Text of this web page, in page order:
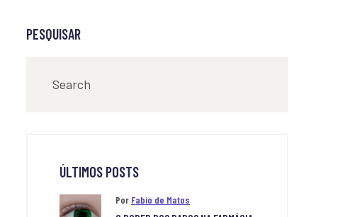
PESQUISAR
ÚLTIMOS POSTS
Por Fabio de Matos